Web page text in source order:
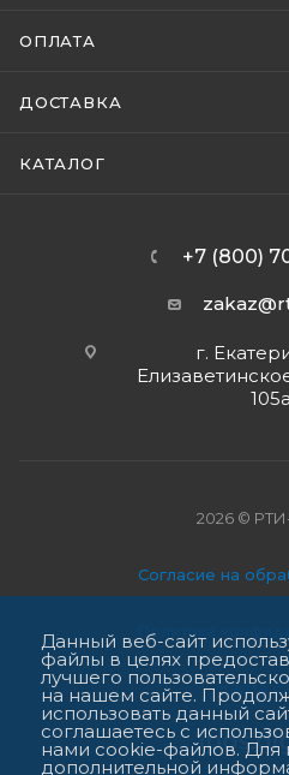
ОПЛАТА
ДОСТАВКА
КАТАЛОГ
+7 (800)
г.
2026 ©
Согласие на
Политика
Карта
Данный веб-сайт
файлы в целях
лучшего
на нашем сайте.
использовать данный
соглашаетесь с
нами cookie-файлов. Для
дополнительной